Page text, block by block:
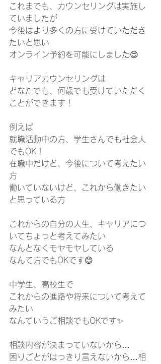
これまでも、カウンセリングは実施し
ていましたが
今後はより多くの方に受けていただき
たいと思い
オンライン予約を可能にしました😊
キャリアカウンセリングは
どなたでも、何歳でも受けていただく
ことができます！
例えば
就職活動中の方、学生さんでも社会人
でもOK！
在職中だけど、今後について考えたい
方
働いていないけど、これから働きたい
と思っている方
これからの自分の人生、キャリアにつ
いてちょっと考えてみたい
なんとなくモヤモヤしている
なんて方でもOKです😊
中学生、高校生で
これからの進路や将来について考えて
みたい
なんていうご相談でもOKです✨
相談内容が決まっていないから…
困りごとがはっきり言えないから…相